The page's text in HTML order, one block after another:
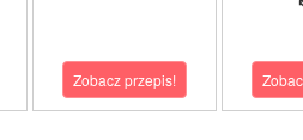
Zobacz przepis!